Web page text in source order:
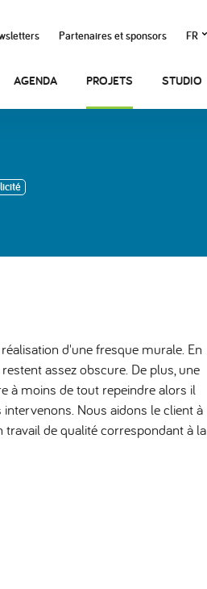
Partenaires et sponsors FR
AGENDA PROJETS STUDIO
d'une fresque murale. En
assez obscure. De plus, une
à moins de tout repeindre alors il
Nous aidons le client à
de qualité correspondant à la